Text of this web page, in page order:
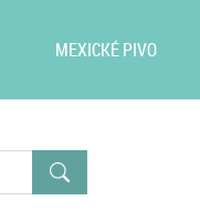
MEXICKÉ PIVO